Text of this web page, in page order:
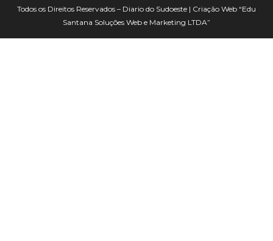
Todos os Direitos Reservados – Diario do Sudoeste | Criação Web “Edu
Santana Soluções Web e Marketing LTDA”